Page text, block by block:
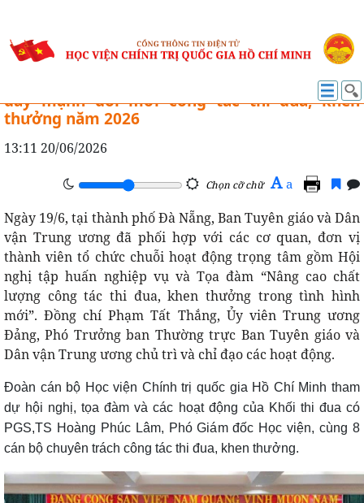
THI ĐUA - KHEN THƯỞNG
Khối thi đua các cơ quan Đảng Trung ương
đẩy mạnh đổi mới công tác thi đua, khen
thưởng năm 2026
13:11 20/06/2026
Chọn cỡ chữ A a
Ngày 19/6, tại thành phố Đà Nẵng, Ban Tuyên giáo và Dân
vận Trung ương đã phối hợp với các cơ quan, đơn vị
thành viên tổ chức chuỗi hoạt động trọng tâm gồm Hội
nghị tập huấn nghiệp vụ và Tọa đàm “Nâng cao chất
lượng công tác thi đua, khen thưởng trong tình hình
mới”. Đồng chí Phạm Tất Thắng, Ủy viên Trung ương
Đảng, Phó Trưởng ban Thường trực Ban Tuyên giáo và
Dân vận Trung ương chủ trì và chỉ đạo các hoạt động.
Đoàn cán bộ Học viện Chính trị quốc gia Hồ Chí Minh tham
dự hội nghị, tọa đàm và các hoạt động của Khối thi đua có
PGS,TS Hoàng Phúc Lâm, Phó Giám đốc Học viện, cùng 8
cán bộ chuyên trách công tác thi đua, khen thưởng.